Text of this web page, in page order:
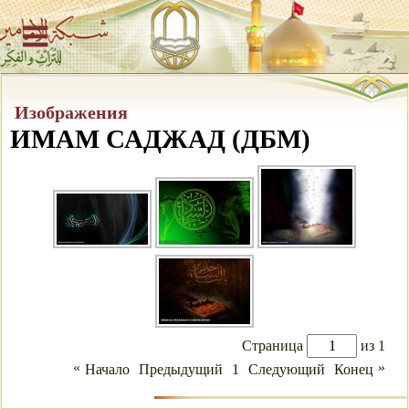
Изображения
ИМАМ САДЖАД (ДБМ)
Страница
из 1
« Начало Предыдущий 1 Следующий Конец »